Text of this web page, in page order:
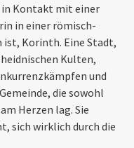
Kontakt mit einer
in einer römisch-
Korinth. Eine Stadt,
Kulten,
und
die sowohl
Herzen lag. Sie
sich wirklich durch die